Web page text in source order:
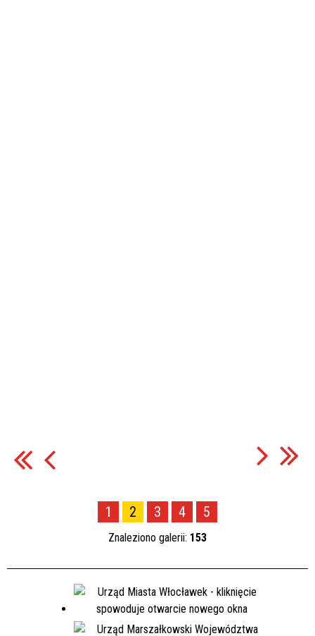
1 2 3 4 5
Znaleziono galerii: 153